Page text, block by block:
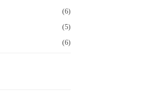
(6)
(5)
(6)